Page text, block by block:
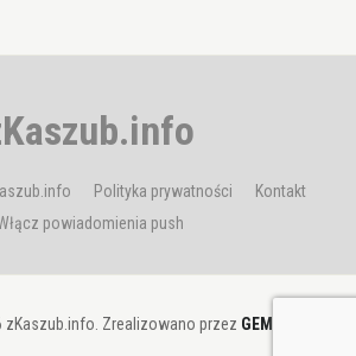
Polityka prywatności
Kontakt
powiadomienia push
Zrealizowano przez GEMBIT